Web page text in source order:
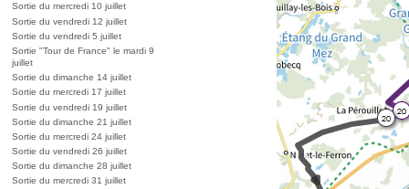
Sortie du mercredi 10 juillet
Sortie du vendredi 12 juillet
Sortie du vendredi 5 juillet
Sortie "Tour de France" le mardi 9
juillet
Sortie du dimanche 14 juillet
Sortie du mercredi 17 juillet
Sortie du vendredi 19 juillet
Sortie du dimanche 21 juillet
Sortie du mercredi 24 juillet
Sortie du vendredi 26 juillet
Sortie du dimanche 28 juillet
Sortie du mercredi 31 juillet